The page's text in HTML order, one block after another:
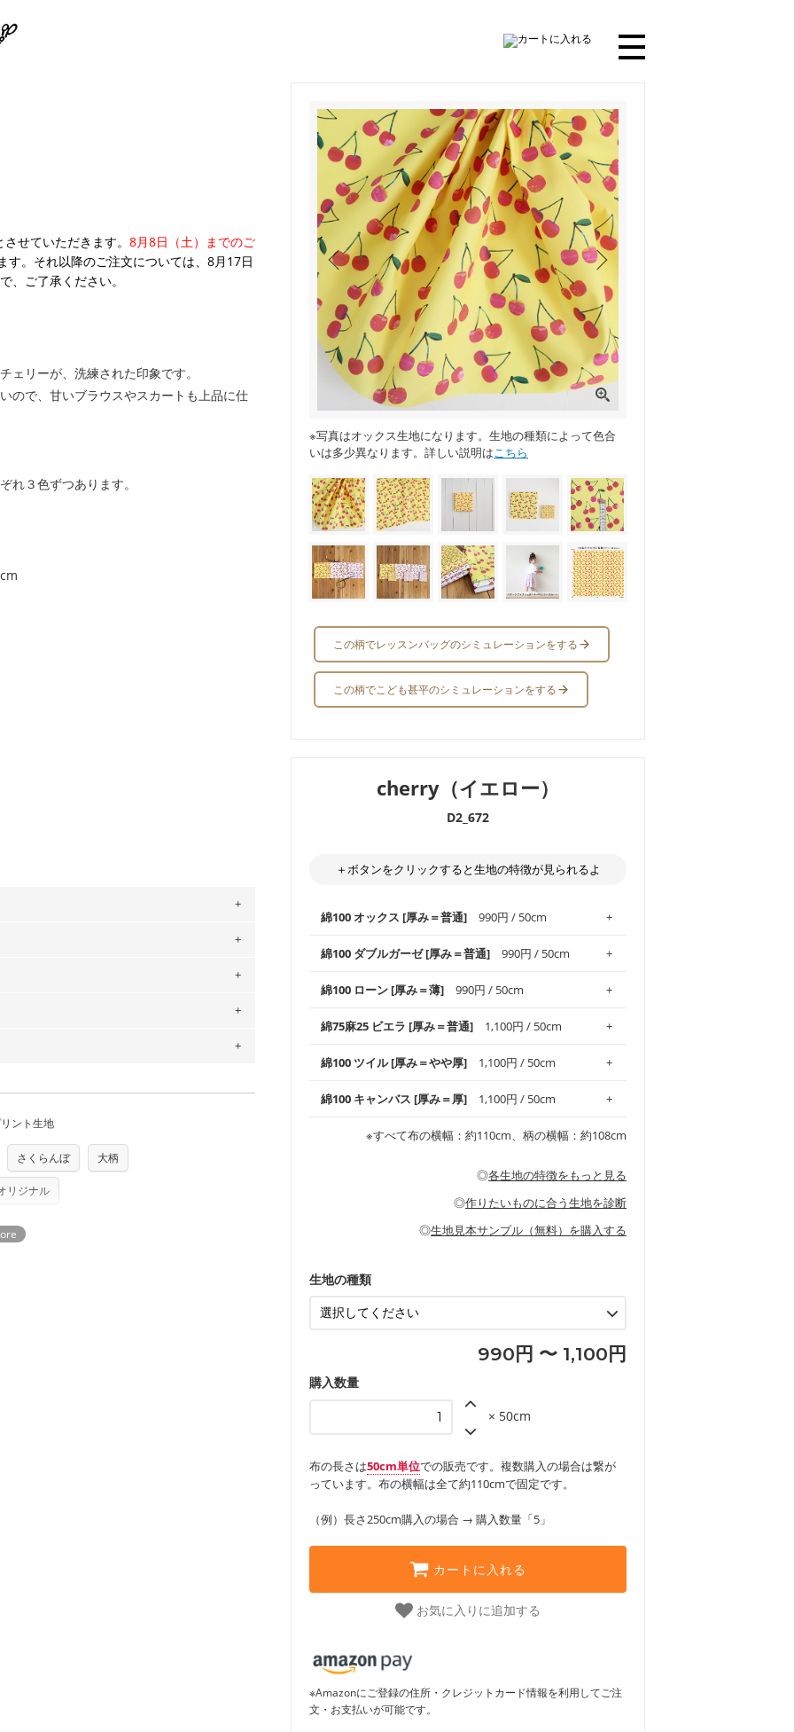
※写真はオックス生地になります。生地の種類によって色合
いは多少異なります。詳しい説明はこちら
この柄でレッスンバッグのシミュレーションをする
この柄でこども甚平のシミュレーションをする
cherry（イエロー）
D2_672
＋ボタンをクリックすると生地の特徴が見られるよ
綿100 オックス [厚み＝普通] 990円 / 50cm
使いやすさNo.1！しなやかさと適度な張りを併せ持ち、
通気性の高さがオックス生地の特徴です。当サイトのオ
縫いやすいため、布小物全般にお使いいただけます。
※レッスンバッグ、上履き袋などの通園通学グッズには
などの布小物
・布団カバーなどの寝具、カーテン
・スカート、甚平などの子ども服
綿100 ダブルガーゼ [厚み＝普通] 990円 / 50cm
柔らかくふんわりとした肌触りが特徴です。ベビー用品
やハンカチなど直接肌に触れるアイテムに最適です。高
シーズンで活躍してくれます。
・スタイ、おくるみなどのベビーグッズ
・ブラウス、チュニック、ワンピースなどの洋服
綿100 ローン [厚み＝薄] 990円 / 50cm
上質で薄手の平織りの生地です。軽やかさとなめらかな
手触りの良さが魅力。透け感があるので、涼しげなトッ
・ブラウス、シャツ、チュニックなどのトップス
綿75麻25 ビエラ [厚み＝普通] 1,100円 / 50cm
コットン75％リネン25％の当店のビエラ生地は、オック
ス生地よりもふんわりとした柔らかい質感と適度な落ち
綿100 ツイル [厚み＝やや厚] 1,100円 / 50cm
綾織りの生地です。しっかりとした張りと厚みがありな
がらも柔らかいのが特徴です。生地の厚みは中厚手で
・レッスンバッグ、上履き袋などの通園通学グッズ
・カーテン、エプロン、テーブルクロスなどの暮らしの
・パンツ、タックスカートなどのボトムス
もっと詳しく見る
綿100 キャンバス [厚み＝厚] 1,100円 / 50cm
夫で高い耐久性があります。トートバッグ・ポーチ・ペ
ンケースなどの布小物、インテリア用品に向いていま
・インテリア用品
※すべて布の横幅：約110cm、柄の横幅：約108cm
◎各生地の特徴をもっと見る
◎作りたいものに合う生地を診断
◎生地見本サンプル（無料）を購入する
生地の種類
990円 〜 1,100円
購入数量
× 50cm
布の長さは50cm単位での販売です。複数購入の場合は繋が
っています。布の横幅は全て約110cmで固定です。
（例）長さ250cm購入の場合 → 購入数量「5」
カートに入れる
お気に入りに追加する
※Amazonにご登録の住所・クレジットカード情報を利用してご注
文・お支払いが可能です。
せていただきます。 8月8日（土）までのご
す。それ以降のご注文については、8月17日
、ご了承ください。
ェリーが、洗練された印象です。
ので、甘いブラウスやスカートも上品に仕
れ３色ずつあります。
ット希望」などご記載ください（50cm
している生地は６種類です。素材は
コットン（ツイル）・100％コットン
個までとなります（一部例外有り）それ
4～5営業日後の発送となる場合がござ
第、順次発送いたします。
るため、
購入後の返品および交換は承る
れません。予めご了承ください。
ら
全ての問題、クレームにつきましては当
せんのでご了承ください）
および柄がえらべるキットに付属された
い。型紙自体の転用・販売および型紙を
ント生地
さくらんぼ 大柄
リジナル